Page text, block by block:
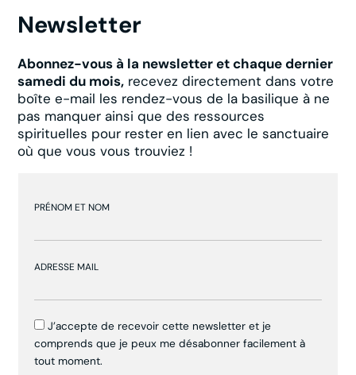
Newsletter
Abonnez-vous à la newsletter et chaque dernier
samedi du mois, recevez directement dans votre
boîte e-mail les rendez-vous de la basilique à ne
pas manquer ainsi que des ressources
spirituelles pour rester en lien avec le sanctuaire
où que vous vous trouviez !
PRÉNOM ET NOM
ADRESSE MAIL
J’accepte de recevoir cette newsletter et je
comprends que je peux me désabonner facilement à
tout moment.